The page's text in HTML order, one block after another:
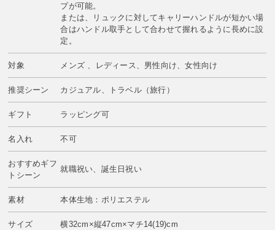
プが可能。
または、リュックに対してキャリーハンドルが短かい場
合はハンドル取手として合わせて握れるように長めに設
定。
対象 メンズ 、レディース、男性向け、女性向け
推奨シーン カジュアル、トラベル（旅行）
ギフト ラッピング可
名入れ 不可
おすすめギフ
トシーン
就職祝い、誕生日祝い
素材 本体生地：ポリエステル
サイズ 横32cm×縦47cm×マチ14(19)cm